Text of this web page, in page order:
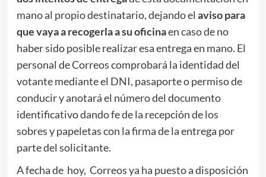
mano al propio destinatario, dejando el aviso para
que vaya a recogerla a su oficinaen caso de no
haber sido posible realizar esa entrega en mano. El
personal de Correos comprobará la identidad del
votante mediante el DNI, pasaporte o permiso de
conducir y anotará el número del documento
identificativo dando fe de la recepción de los
sobres y papeletas con la firma de la entrega por
parte del solicitante.
A fecha de hoy, Correos ya ha puesto a disposición